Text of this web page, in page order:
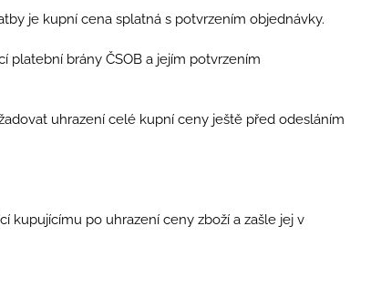
je kupní cena splatná s potvrzením objednávky.
platební brány ČSOB a jejím potvrzením
uhrazení celé kupní ceny ještě před odesláním
kupujícímu po uhrazení ceny zboží a zašle jej v